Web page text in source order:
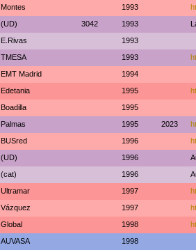
Montes 1993
(UD) 3042 1993
E.Rivas 1993
TMESA 1993
EMT Madrid 1994
Edetania 1995
Boadilla 1995
Palmas 1995 2023
BUSred 1996
(UD) 1996
(cat) 1996
Ultramar 1997
Vázquez 1997
Global 1998
AUVASA 1998